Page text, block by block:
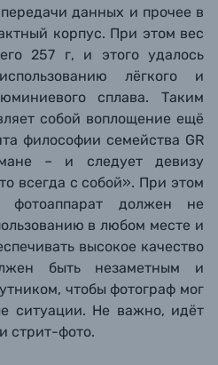
данных и прочее в
корпус. При этом вес
257 г, и этого удалось
лёгкого и
сплава. Таким
собой воплощение ещё
философии семейства GR
– и следует девизу
всегда с собой». При этом
фотоаппарат должен не
в любом месте и
высокое качество
быть незаметным и
чтобы фотограф мог
ситуации. Не важно, идёт
стрит-фото.